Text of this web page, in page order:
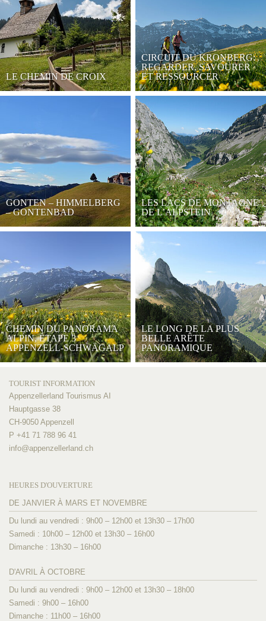
LE CHEMIN DE CROIX
CIRCUIT DU KRONBERG:
REGARDER, SAVOURER
ET RESSOURCER
GONTEN – HIMMELBERG
– GONTENBAD
LES LACS DE MONTAGNE
DE L’ALPSTEIN
CHEMIN DU PANORAMA
ALPIN, ÉTAPE 3
APPENZELL-SCHWÄGALP
LE LONG DE LA PLUS
BELLE ARÊTE
PANORAMIQUE
TOURIST INFORMATION
Appenzellerland Tourismus AI
Hauptgasse 38
CH-9050 Appenzell
P +41 71 788 96 41
info@appenzellerland.ch
HEURES D'OUVERTURE
DE JANVIER À MARS ET NOVEMBRE
Du lundi au vendredi : 9h00 – 12h00 et 13h30 – 17h00
Samedi : 10h00 – 12h00 et 13h30 – 16h00
Dimanche : 13h30 – 16h00
D'AVRIL À OCTOBRE
Du lundi au vendredi : 9h00 – 12h00 et 13h30 – 18h00
Samedi : 9h00 – 16h00
Dimanche : 11h00 – 16h00